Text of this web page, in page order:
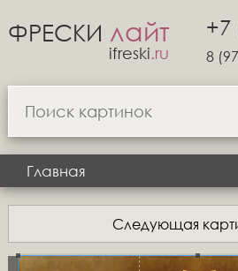
ФРЕСКИ лайт
ifreski.ru
+7
8
Главная
Следующая